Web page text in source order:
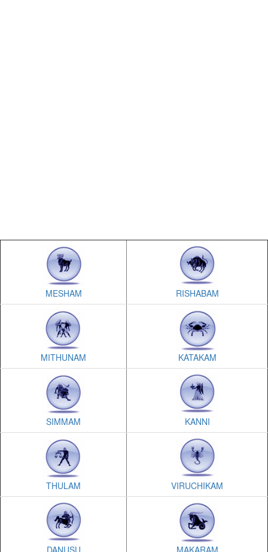
MESHAM RISHABAM
MITHUNAM KATAKAM
SIMMAM KANNI
THULAM VIRUCHIKAM
DANUSU MAKARAM